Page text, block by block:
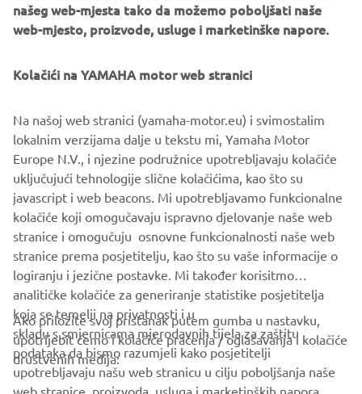
High specification single front disc – 300 mm
Racing brake pads
New front brake lever
New caliper mounting bracket
Steel braided front and rear brake hoses
1/3
CORPORATE
našeg web-mjesta tako da možemo poboljšati naše
web-mjesto, proizvode, usluge i marketinške napore.
Kolačići na YAMAHA motor web stranici
Na našoj web stranici (yamaha-motor.eu) i svimostalim
lokalnim verzijama dalje u tekstu mi, Yamaha Motor
Europe N.V., i njezine podružnice upotrebljavaju kolačiće
uključujući tehnologije slične kolačićima, kao što su
javascript i web beacons. Mi upotrebljavamo funkcionalne
kolačiće koji omogučavaju ispravno djelovanje naše web
stranice i omogučuju osnovne funkcionalnosti naše web
stranice prema posjetitelju, kao što su vaše informacije o
logiranju i jezične postavke. Mi također korisitmo
analitičke kolačiće za generiranje statistike posjetitelja
koja se temelji na privatnosti i u
skladu s smjernicama mjerodavnih tijela za zaštitu
podataka da bismo razumjeli kako posjetitelji
upotrebljavaju našu web stranicu u cilju poboljšanja naše
web stranice, proizvoda, usluga i marketinških napora.
Ako priložite svoj pristanak putem gumba u nastavku,
upotrijebit ćemo i kolačiće praćenja / oglašavanja i kolačiće
društvenih medija: